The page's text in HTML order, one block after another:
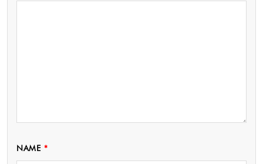
NAME *